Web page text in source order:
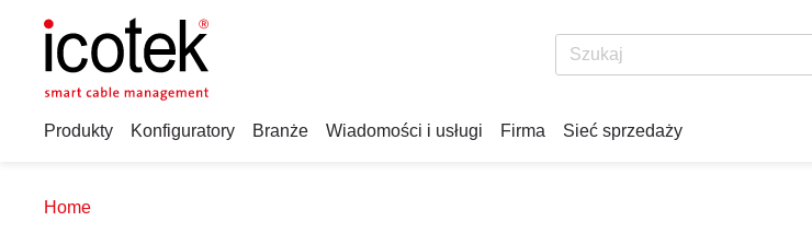
Produkty Konfiguratory Branże Wiadomości i usługi Firma Sieć sprzedaży
Home